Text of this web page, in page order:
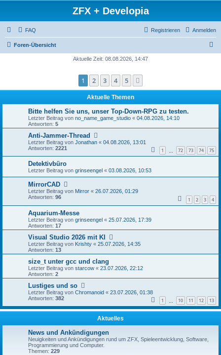
ZFX + Developia
FAQ Anmelden
Registrieren
Foren-Übersicht
e
Aktuelle Zeit: 08.08.2026, 14:47
1 2 3 4 5
Aktuelle Themen
Bitte helfen Sie uns, unser Top-Down-RPG zu testen.
Letzter Beitrag von no_name_game_studio « 04.08.2026, 14:10
Antworten: 5
Anti-Jammer-Thread
Letzter Beitrag von Jonathan « 04.08.2026, 13:01
Antworten: 2221 1 72 73 74 75
Detektivbüro
Letzter Beitrag von grinseengel « 03.08.2026, 10:53
MirrorCAD
Letzter Beitrag von Mirror « 26.07.2026, 01:29
Antworten: 96 1 2 3 4
Aquarium-Messe
Letzter Beitrag von grinseengel « 25.07.2026, 17:39
Antworten: 17
Visual Studio 2026 mit KI
Letzter Beitrag von Krishty « 25.07.2026, 14:35
Antworten: 13
size_t unter gcc und clang
Letzter Beitrag von starcow « 23.07.2026, 22:12
Antworten: 2
Lustiges und so
Letzter Beitrag von Chromanoid « 23.07.2026, 01:38
Antworten: 382 1 10 11 12 13
Aktuelles
News und Ankündigungen
Neuigkeiten und Ankündigungen rund um ZFX, Spieleentwicklung, Software,
Programmierung und Computer.
Themen: 229